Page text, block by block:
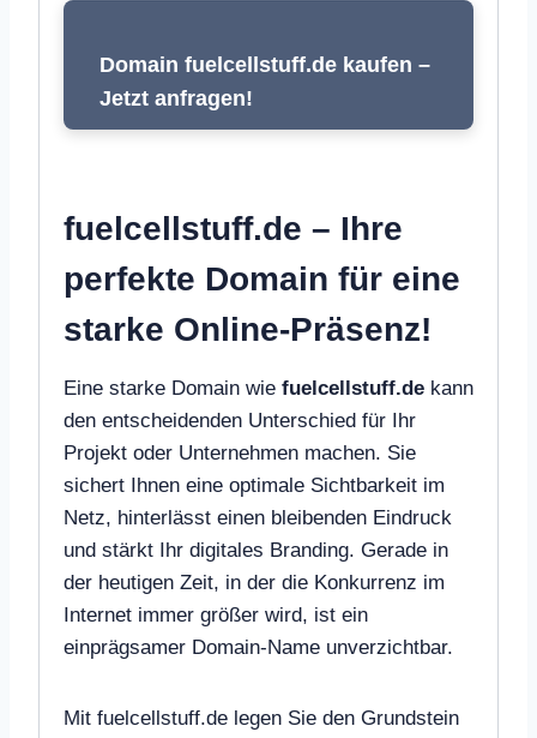
Domain fuelcellstuff.de kaufen –
Jetzt anfragen!
fuelcellstuff.de – Ihre
perfekte Domain für eine
starke Online-Präsenz!
Eine starke Domain wie fuelcellstuff.de kann
den entscheidenden Unterschied für Ihr
Projekt oder Unternehmen machen. Sie
sichert Ihnen eine optimale Sichtbarkeit im
Netz, hinterlässt einen bleibenden Eindruck
und stärkt Ihr digitales Branding. Gerade in
der heutigen Zeit, in der die Konkurrenz im
Internet immer größer wird, ist ein
einprägsamer Domain-Name unverzichtbar.
Mit fuelcellstuff.de legen Sie den Grundstein